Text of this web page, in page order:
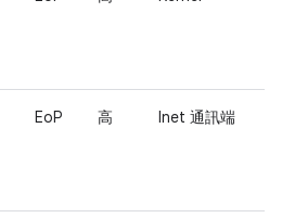
EoP 高 Inet 通訊端